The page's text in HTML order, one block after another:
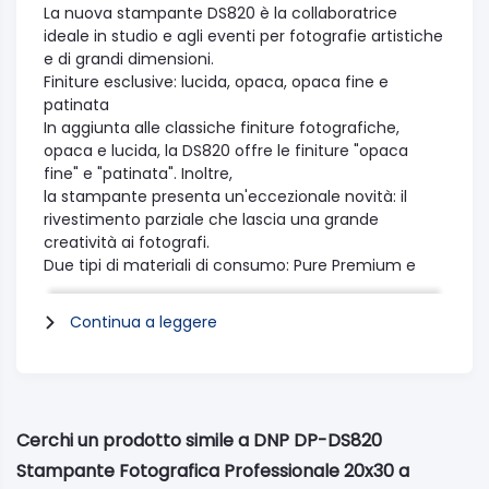
La nuova stampante DS820 è la collaboratrice
ideale in studio e agli eventi per fotografie artistiche
e di grandi dimensioni.
Finiture esclusive: lucida, opaca, opaca fine e
patinata
In aggiunta alle classiche finiture fotografiche,
opaca e lucida, la DS820 offre le finiture "opaca
fine" e "patinata". Inoltre,
la stampante presenta un'eccezionale novità: il
rivestimento parziale che lascia una grande
creatività ai fotografi.
Due tipi di materiali di consumo: Pure Premium e
Digital
Sono disponibili due tipi di supporti: Pure Premium
Digital e Standard Digital.
del mercato degli studi fotografici. La carta
Standard Digital è più economica senza rinunciare
Continua a leggere
Cerchi un prodotto simile a DNP DP-DS820
Stampante Fotografica Professionale 20x30 a